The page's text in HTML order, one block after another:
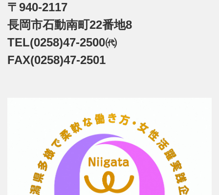
〒940-2117
長岡市石動南町22番地8
TEL(0258)47-2500㈹
FAX(0258)47-2501